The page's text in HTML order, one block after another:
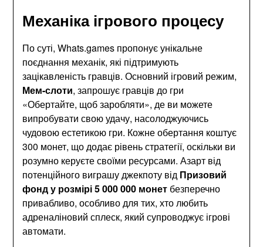
Механіка ігрового процесу
По суті, Whats.games пропонує унікальне
поєднання механік, які підтримують
зацікавленість гравців. Основний ігровий режим,
Мем-слоти, запрошує гравців до гри
«Обертайте, щоб заробляти», де ви можете
випробувати свою удачу, насолоджуючись
чудовою естетикою гри. Кожне обертання коштує
300 монет, що додає рівень стратегії, оскільки ви
розумно керуєте своїми ресурсами. Азарт від
потенційного виграшу джекпоту від Призовий
фонд у розмірі 5 000 000 монет безперечно
привабливо, особливо для тих, хто любить
адреналіновий сплеск, який супроводжує ігрові
автомати.